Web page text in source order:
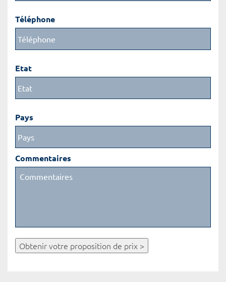
Téléphone
Etat
Pays
Commentaires
Obtenir votre proposition de prix >